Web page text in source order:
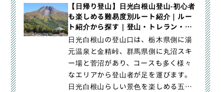
【日帰り登山】日光白根山登山-初心者
も楽しめる難易度別ルート紹介｜ルー
ト紹介から探す｜登山・トレラン・山
スキーマガジン「山旅旅」
日光白根山の登山口は、栃木県側に湯
元温泉と金精峠、群馬県側に丸沼スキ
ー場と菅沼があり、コースも多く様々
なエリアから登山者が足を運びます。
日光白根山らしい景色を楽しめる五色